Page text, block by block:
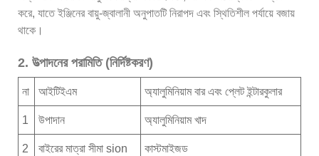
করে, যাতে ইঞ্জিনের বায়ু-জ্বালানী অনুপাতটি নিরাপদ এবং স্থিতিশীল পর্যায়ে বজায়
থাকে।
2. উত্পাদনের পরামিতি (নির্দিষ্টকরণ)
না আইটিইএম অ্যালুমিনিয়াম বার এবং প্লেট ইন্টারকুলার
1 উপাদান অ্যালুমিনিয়াম খাদ
2 বাইরের মাত্রা সীমা sion কাস্টমাইজড